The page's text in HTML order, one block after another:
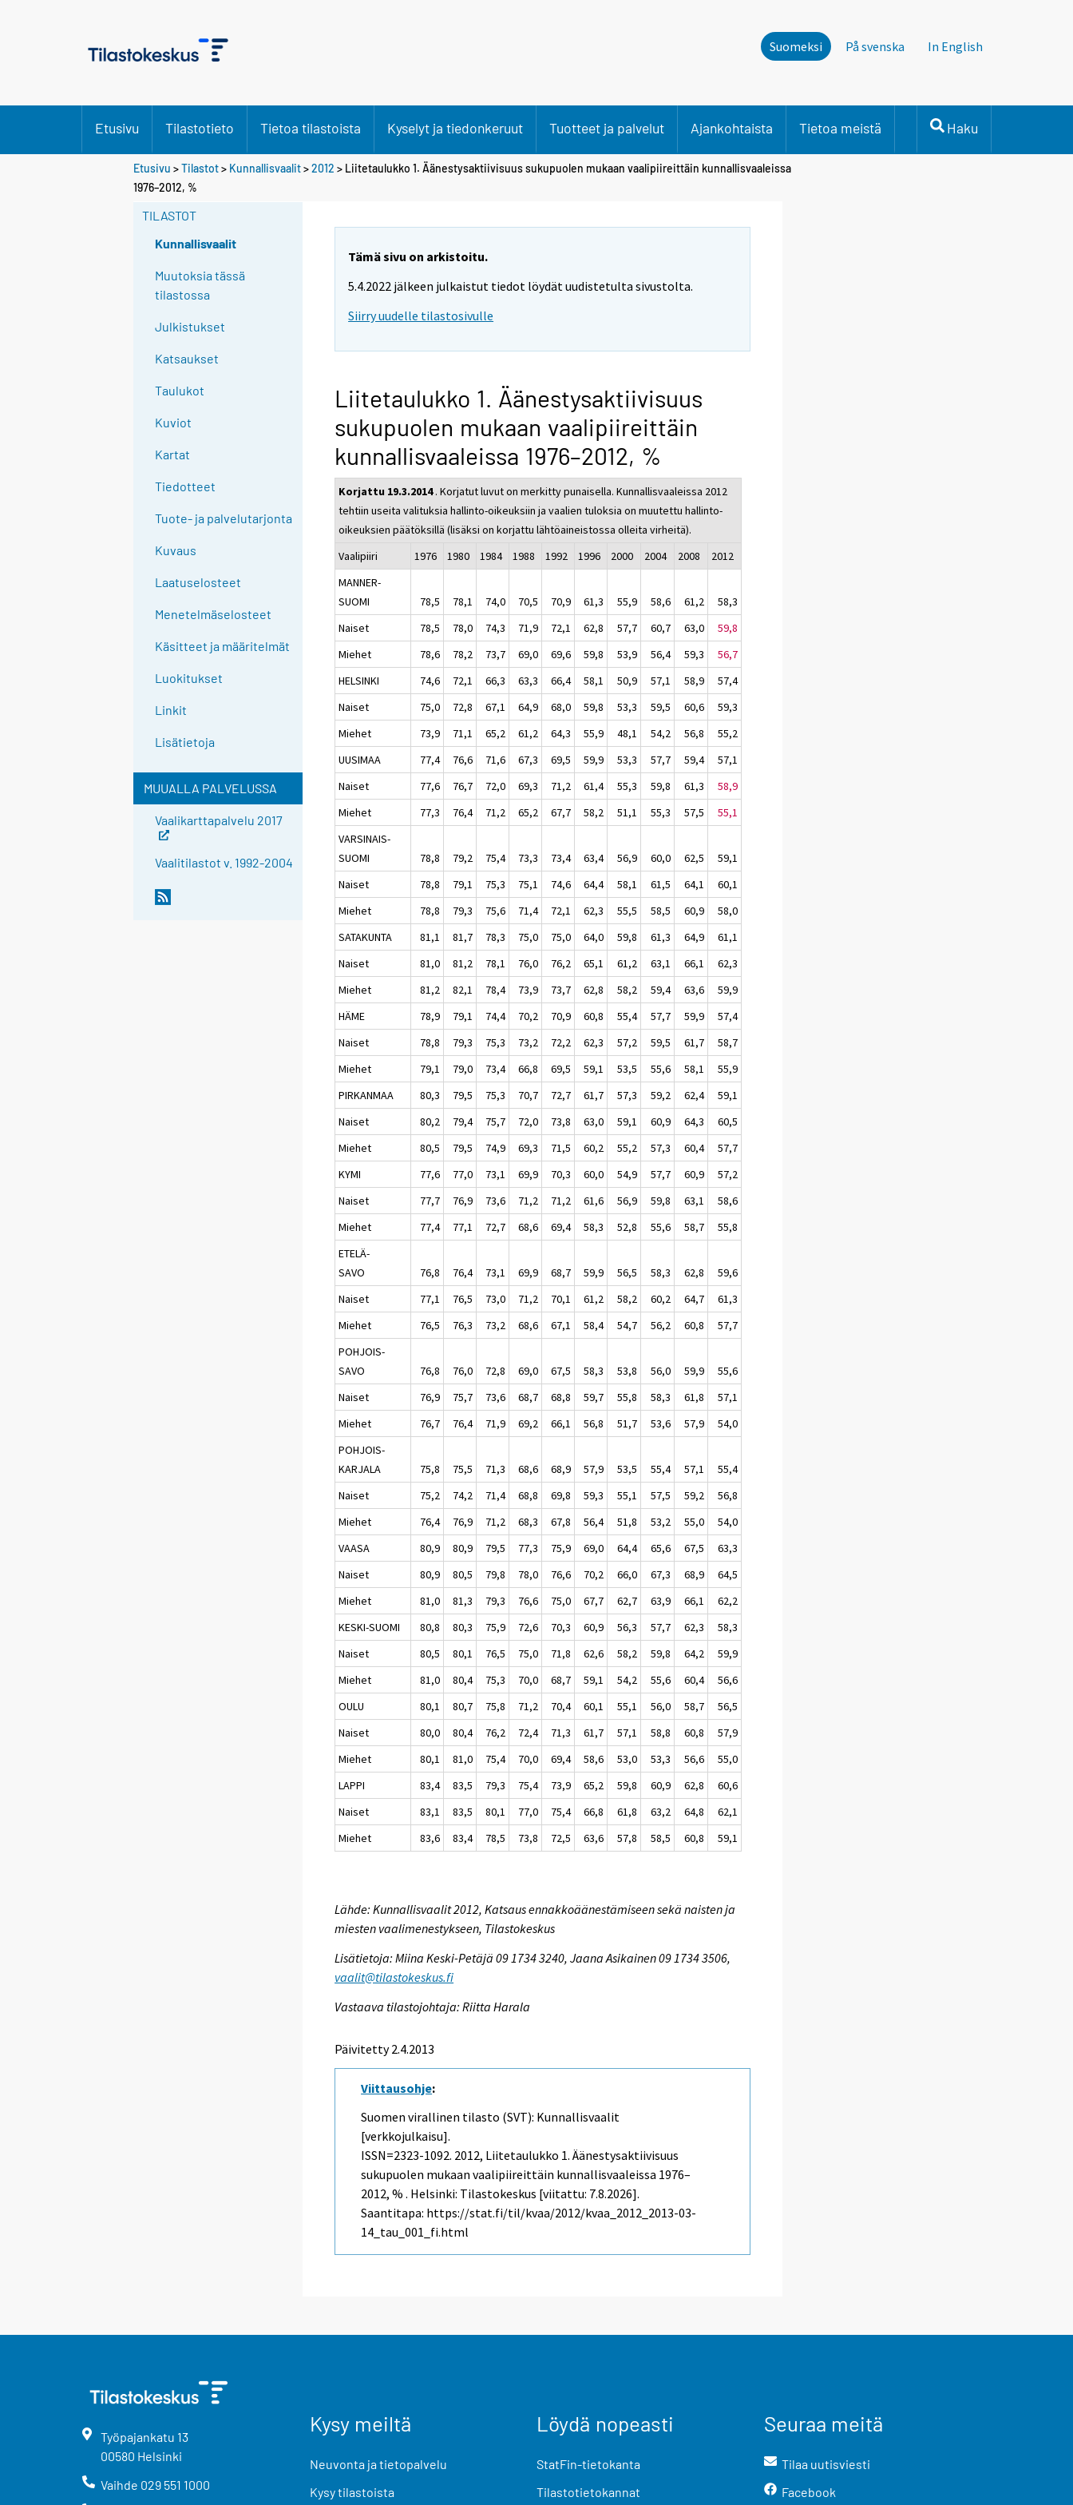
Suomeksi På svenska In English
Etusivu Tilastotieto Tietoa tilastoista Kyselyt ja tiedonkeruut Tuotteet ja palvelut Ajankohtaista Tietoa meistä Haku
Etusivu >Tilastot> Kunnallisvaalit>2012 > Liitetaulukko 1. Äänestysaktiivisuus sukupuolen mukaan vaalipiireittäin kunnallisvaaleissa
1976–2012, %
TILASTOT
Kunnallisvaalit
Muutoksia tässä
tilastossa
Julkistukset
Katsaukset
Taulukot
Kuviot
Kartat
Tiedotteet
Tuote- ja palvelutarjonta
Kuvaus
Laatuselosteet
Menetelmäselosteet
Käsitteet ja määritelmät
Luokitukset
Linkit
Lisätietoja
MUUALLA PALVELUSSA
Vaalikarttapalvelu 2017
Vaalitilastot v. 1992-2004
Tämä sivu on arkistoitu.
5.4.2022 jälkeen julkaistut tiedot löydät uudistetulta sivustolta.
Siirry uudelle tilastosivulle
Liitetaulukko 1. Äänestysaktiivisuus
sukupuolen mukaan vaalipiireittäin
kunnallisvaaleissa 1976–2012, %
Korjattu 19.3.2014. Korjatut luvut on merkitty punaisella. Kunnallisvaaleissa 2012
tehtiin useita valituksia hallinto-oikeuksiin ja vaalien tuloksia on muutettu hallinto-
oikeuksien päätöksillä (lisäksi on korjattu lähtöaineistossa olleita virheitä).
Vaalipiiri
1976 1980 1984 1988 1992 1996 2000 2004 2008
2012
MANNER-
SUOMI
78,5 78,1 74,0 70,5 70,9 61,3 55,9 58,6 61,2
58,3
Naiset
78,5 78,0 74,3 71,9 72,1 62,8 57,7 60,7 63,0
59,8
Miehet
78,6 78,2 73,7 69,0 69,6 59,8 53,9 56,4 59,3
56,7
HELSINKI
74,6 72,1 66,3 63,3 66,4 58,1 50,9 57,1 58,9
57,4
Naiset
75,0 72,8 67,1 64,9 68,0 59,8 53,3 59,5 60,6
59,3
Miehet
73,9 71,1 65,2 61,2 64,3 55,9 48,1 54,2 56,8
55,2
UUSIMAA
77,4 76,6 71,6 67,3 69,5 59,9 53,3 57,7 59,4
57,1
Naiset
77,6 76,7 72,0 69,3 71,2 61,4 55,3 59,8 61,3
58,9
Miehet
77,3 76,4 71,2 65,2 67,7 58,2 51,1 55,3 57,5
55,1
VARSINAIS-
SUOMI
78,8 79,2 75,4 73,3 73,4 63,4 56,9 60,0 62,5
59,1
Naiset
78,8 79,1 75,3 75,1 74,6 64,4 58,1 61,5 64,1
60,1
Miehet
78,8 79,3 75,6 71,4 72,1 62,3 55,5 58,5 60,9
58,0
SATAKUNTA
81,1 81,7 78,3 75,0 75,0 64,0 59,8 61,3 64,9
61,1
Naiset
81,0 81,2 78,1 76,0 76,2 65,1 61,2 63,1 66,1
62,3
Miehet
81,2 82,1 78,4 73,9 73,7 62,8 58,2 59,4 63,6
59,9
HÄME
78,9 79,1 74,4 70,2 70,9 60,8 55,4 57,7 59,9
57,4
Naiset
78,8 79,3 75,3 73,2 72,2 62,3 57,2 59,5 61,7
58,7
Miehet
79,1 79,0 73,4 66,8 69,5 59,1 53,5 55,6 58,1
55,9
PIRKANMAA
80,3 79,5 75,3 70,7 72,7 61,7 57,3 59,2 62,4
59,1
Naiset
80,2 79,4 75,7 72,0 73,8 63,0 59,1 60,9 64,3
60,5
Miehet
80,5 79,5 74,9 69,3 71,5 60,2 55,2 57,3 60,4
57,7
KYMI
77,6 77,0 73,1 69,9 70,3 60,0 54,9 57,7 60,9
57,2
Naiset
77,7 76,9 73,6 71,2 71,2 61,6 56,9 59,8 63,1
58,6
Miehet
77,4 77,1 72,7 68,6 69,4 58,3 52,8 55,6 58,7
55,8
ETELÄ-
SAVO
76,8 76,4 73,1 69,9 68,7 59,9 56,5 58,3 62,8
59,6
Naiset
77,1 76,5 73,0 71,2 70,1 61,2 58,2 60,2 64,7
61,3
Miehet
76,5 76,3 73,2 68,6 67,1 58,4 54,7 56,2 60,8
57,7
POHJOIS-
SAVO
76,8 76,0 72,8 69,0 67,5 58,3 53,8 56,0 59,9
55,6
Naiset
76,9 75,7 73,6 68,7 68,8 59,7 55,8 58,3 61,8
57,1
Miehet
76,7 76,4 71,9 69,2 66,1 56,8 51,7 53,6 57,9
54,0
POHJOIS-
KARJALA
75,8 75,5 71,3 68,6 68,9 57,9 53,5 55,4 57,1
55,4
Naiset
75,2 74,2 71,4 68,8 69,8 59,3 55,1 57,5 59,2
56,8
Miehet
76,4 76,9 71,2 68,3 67,8 56,4 51,8 53,2 55,0
54,0
VAASA
80,9 80,9 79,5 77,3 75,9 69,0 64,4 65,6 67,5
63,3
Naiset
80,9 80,5 79,8 78,0 76,6 70,2 66,0 67,3 68,9
64,5
Miehet
81,0 81,3 79,3 76,6 75,0 67,7 62,7 63,9 66,1
62,2
KESKI-SUOMI
80,8 80,3 75,9 72,6 70,3 60,9 56,3 57,7 62,3
58,3
Naiset
80,5 80,1 76,5 75,0 71,8 62,6 58,2 59,8 64,2
59,9
Miehet
81,0 80,4 75,3 70,0 68,7 59,1 54,2 55,6 60,4
56,6
OULU
80,1 80,7 75,8 71,2 70,4 60,1 55,1 56,0 58,7
56,5
Naiset
80,0 80,4 76,2 72,4 71,3 61,7 57,1 58,8 60,8
57,9
Miehet
80,1 81,0 75,4 70,0 69,4 58,6 53,0 53,3 56,6
55,0
LAPPI
83,4 83,5 79,3 75,4 73,9 65,2 59,8 60,9 62,8
60,6
Naiset
83,1 83,5 80,1 77,0 75,4 66,8 61,8 63,2 64,8
62,1
Miehet
83,6 83,4 78,5 73,8 72,5 63,6 57,8 58,5 60,8 59,1
Lähde: Kunnallisvaalit 2012, Katsaus ennakkoäänestämiseen sekä naisten ja
miesten vaalimenestykseen, Tilastokeskus
Lisätietoja: Miina Keski-Petäjä 09 1734 3240, Jaana Asikainen 09 1734 3506,
vaalit@tilastokeskus.fi
Vastaava tilastojohtaja: Riitta Harala
Päivitetty 2.4.2013
Viittausohje:
Suomen virallinen tilasto (SVT): Kunnallisvaalit
[verkkojulkaisu].
ISSN=2323-1092. 2012, Liitetaulukko 1. Äänestysaktiivisuus
sukupuolen mukaan vaalipiireittäin kunnallisvaaleissa 1976–
2012, % . Helsinki: Tilastokeskus [viitattu: 7.8.2026].
Saantitapa: https://stat.fi/til/kvaa/2012/kvaa_2012_2013-03-
14_tau_001_fi.html
Työpajankatu 13
00580 Helsinki
Vaihde 029 551 1000
Kysy meiltä
Neuvonta ja tietopalvelu
Kysy tilastoista
Löydä nopeasti
StatFin-tietokanta
Tilastotietokannat
Seuraa meitä
Tilaa uutisviesti
Facebook